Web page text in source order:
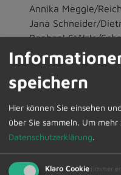
Annika Meggle/
Jana Schneider/
Raphael Stölzle/
Wahlgruppe „Sport“
Pauline Barmettler/
Yannick Engel/Käsers
Nikolas Selmeczi/
Wahlgruppe
Ilona Mader/
Johanna Munz/
Wahlgruppe
speichern
Hier können Sie einsehen
über Sie sammeln. Um mehr
Datenschutzerklärung.
Klaro Cookie (immer